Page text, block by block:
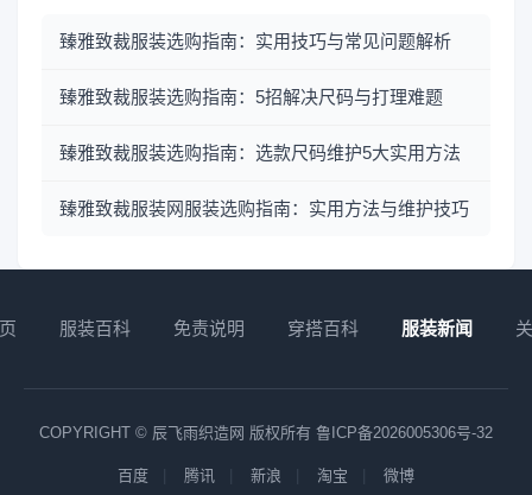
臻雅致裁服装选购指南：实用技巧与常见问题解析
臻雅致裁服装选购指南：5招解决尺码与打理难题
臻雅致裁服装选购指南：选款尺码维护5大实用方法
臻雅致裁服装网服装选购指南：实用方法与维护技巧
服装百科 免责说明 穿搭百科 服装新闻
COPYRIGHT © 辰飞雨织造网 版权所有 鲁ICP备2026005306号-32
百度 腾讯 新浪 淘宝 微博